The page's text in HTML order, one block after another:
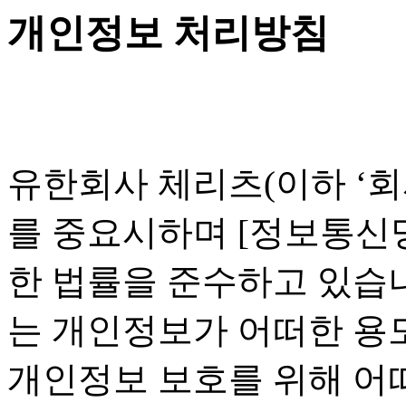
개인정보 처리방침
유한회사 체리츠(이하 ‘
를 중요시하며 [정보통
한 법률을 준수하고 있습
는 개인정보가 어떠한 용
개인정보 보호를 위해 어